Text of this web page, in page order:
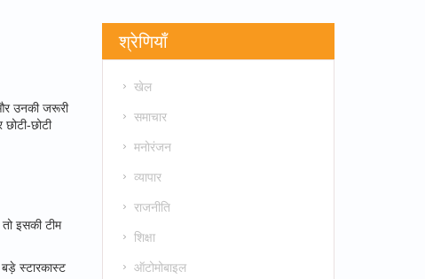
उनकी जरूरी
इसकी टीम
स्टारकास्ट
श्रेणियाँ
खेल
समाचार
मनोरंजन
व्यापार
राजनीति
शिक्षा
ऑटोमोबाइल